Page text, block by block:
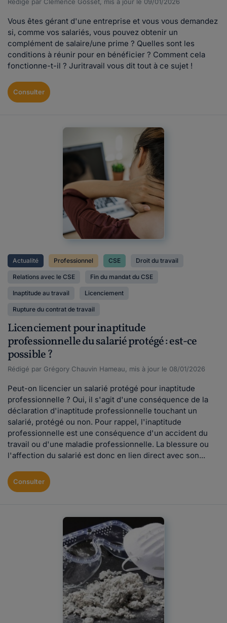
Vous êtes gérant d'une entreprise et vous vous demandez
si, comme vos salariés, vous pouvez obtenir un
complément de salaire/une prime ? Quelles sont les
conditions à réunir pour en bénéficier ? Comment cela
fonctionne-t-il ? Juritravail vous dit tout à ce sujet !
Consulter
Actualité Professionnel CSE Droit du travail
Relations avec le CSE Fin du mandat du CSE
Inaptitude au travail Licenciement
Rupture du contrat de travail
Licenciement pour inaptitude
professionnelle du salarié protégé : est-ce
possible ?
Rédigé par Grégory Chauvin Hameau, mis à jour le 08/01/2026
Peut-on licencier un salarié protégé pour inaptitude
professionnelle ? Oui, il s'agit d'une conséquence de la
déclaration d'inaptitude professionnelle touchant un
salarié, protégé ou non. Pour rappel, l'inaptitude
professionnelle est une conséquence d'un accident du
travail ou d'une maladie professionnelle. La blessure ou
l'affection du salarié est donc en lien direct avec son...
Consulter